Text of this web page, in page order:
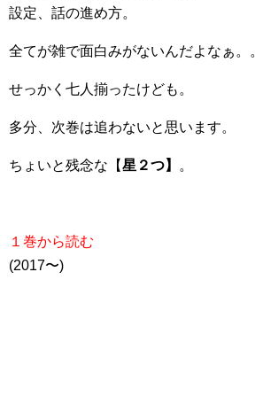
設定、話の進め方。
全てが雑で面白みがないんだよなぁ。。
せっかく七人揃ったけども。
多分、次巻は追わないと思います。
ちょいと残念な【星２つ】 。
１巻から読む
(2017〜)